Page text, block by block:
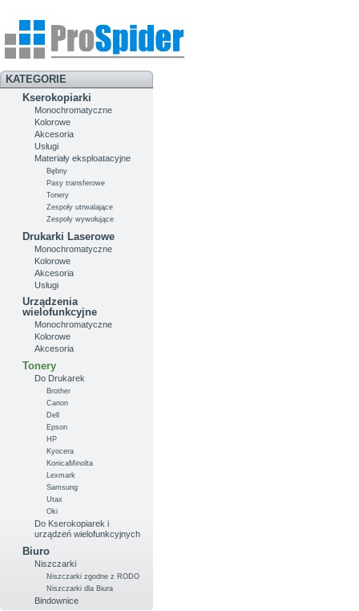
KATEGORIE
Kserokopiarki
Monochromatyczne
Kolorowe
Akcesoria
Usługi
Materiały eksploatacyjne
Bębny
Pasy transferowe
Tonery
Zespoły utrwalające
Zespoły wywołujące
Drukarki Laserowe
Monochromatyczne
Kolorowe
Akcesoria
Usługi
Urządzenia
wielofunkcyjne
Monochromatyczne
Kolorowe
Akcesoria
Tonery
Do Drukarek
Brother
Canon
Dell
Epson
HP
Kyocera
KonicaMinolta
Lexmark
Samsung
Utax
Oki
Do Kserokopiarek i
urządzeń wielofunkcyjnych
Biuro
Niszczarki
Niszczarki zgodne z RODO
Niszczarki dla Biura
Bindownice